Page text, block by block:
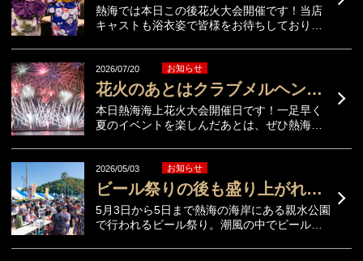
熱海では本日この後花火大会開催です！当店
キャストも浴衣姿で皆様をお待ちしておりま
2026/07/20 お知らせ
花火のあとはクラブメルヘンへ！
本日熱海海上花火大会開催日です！一足早く
夏のイベントを楽しんだあとは、ぜひ熱海キ
2026/05/03 お知らせ
ビール祭りの後も盛り上がれます
5月3日から5日まで熱海の海岸にある親水公園
で行われるビール祭り。潮風の中でビールや